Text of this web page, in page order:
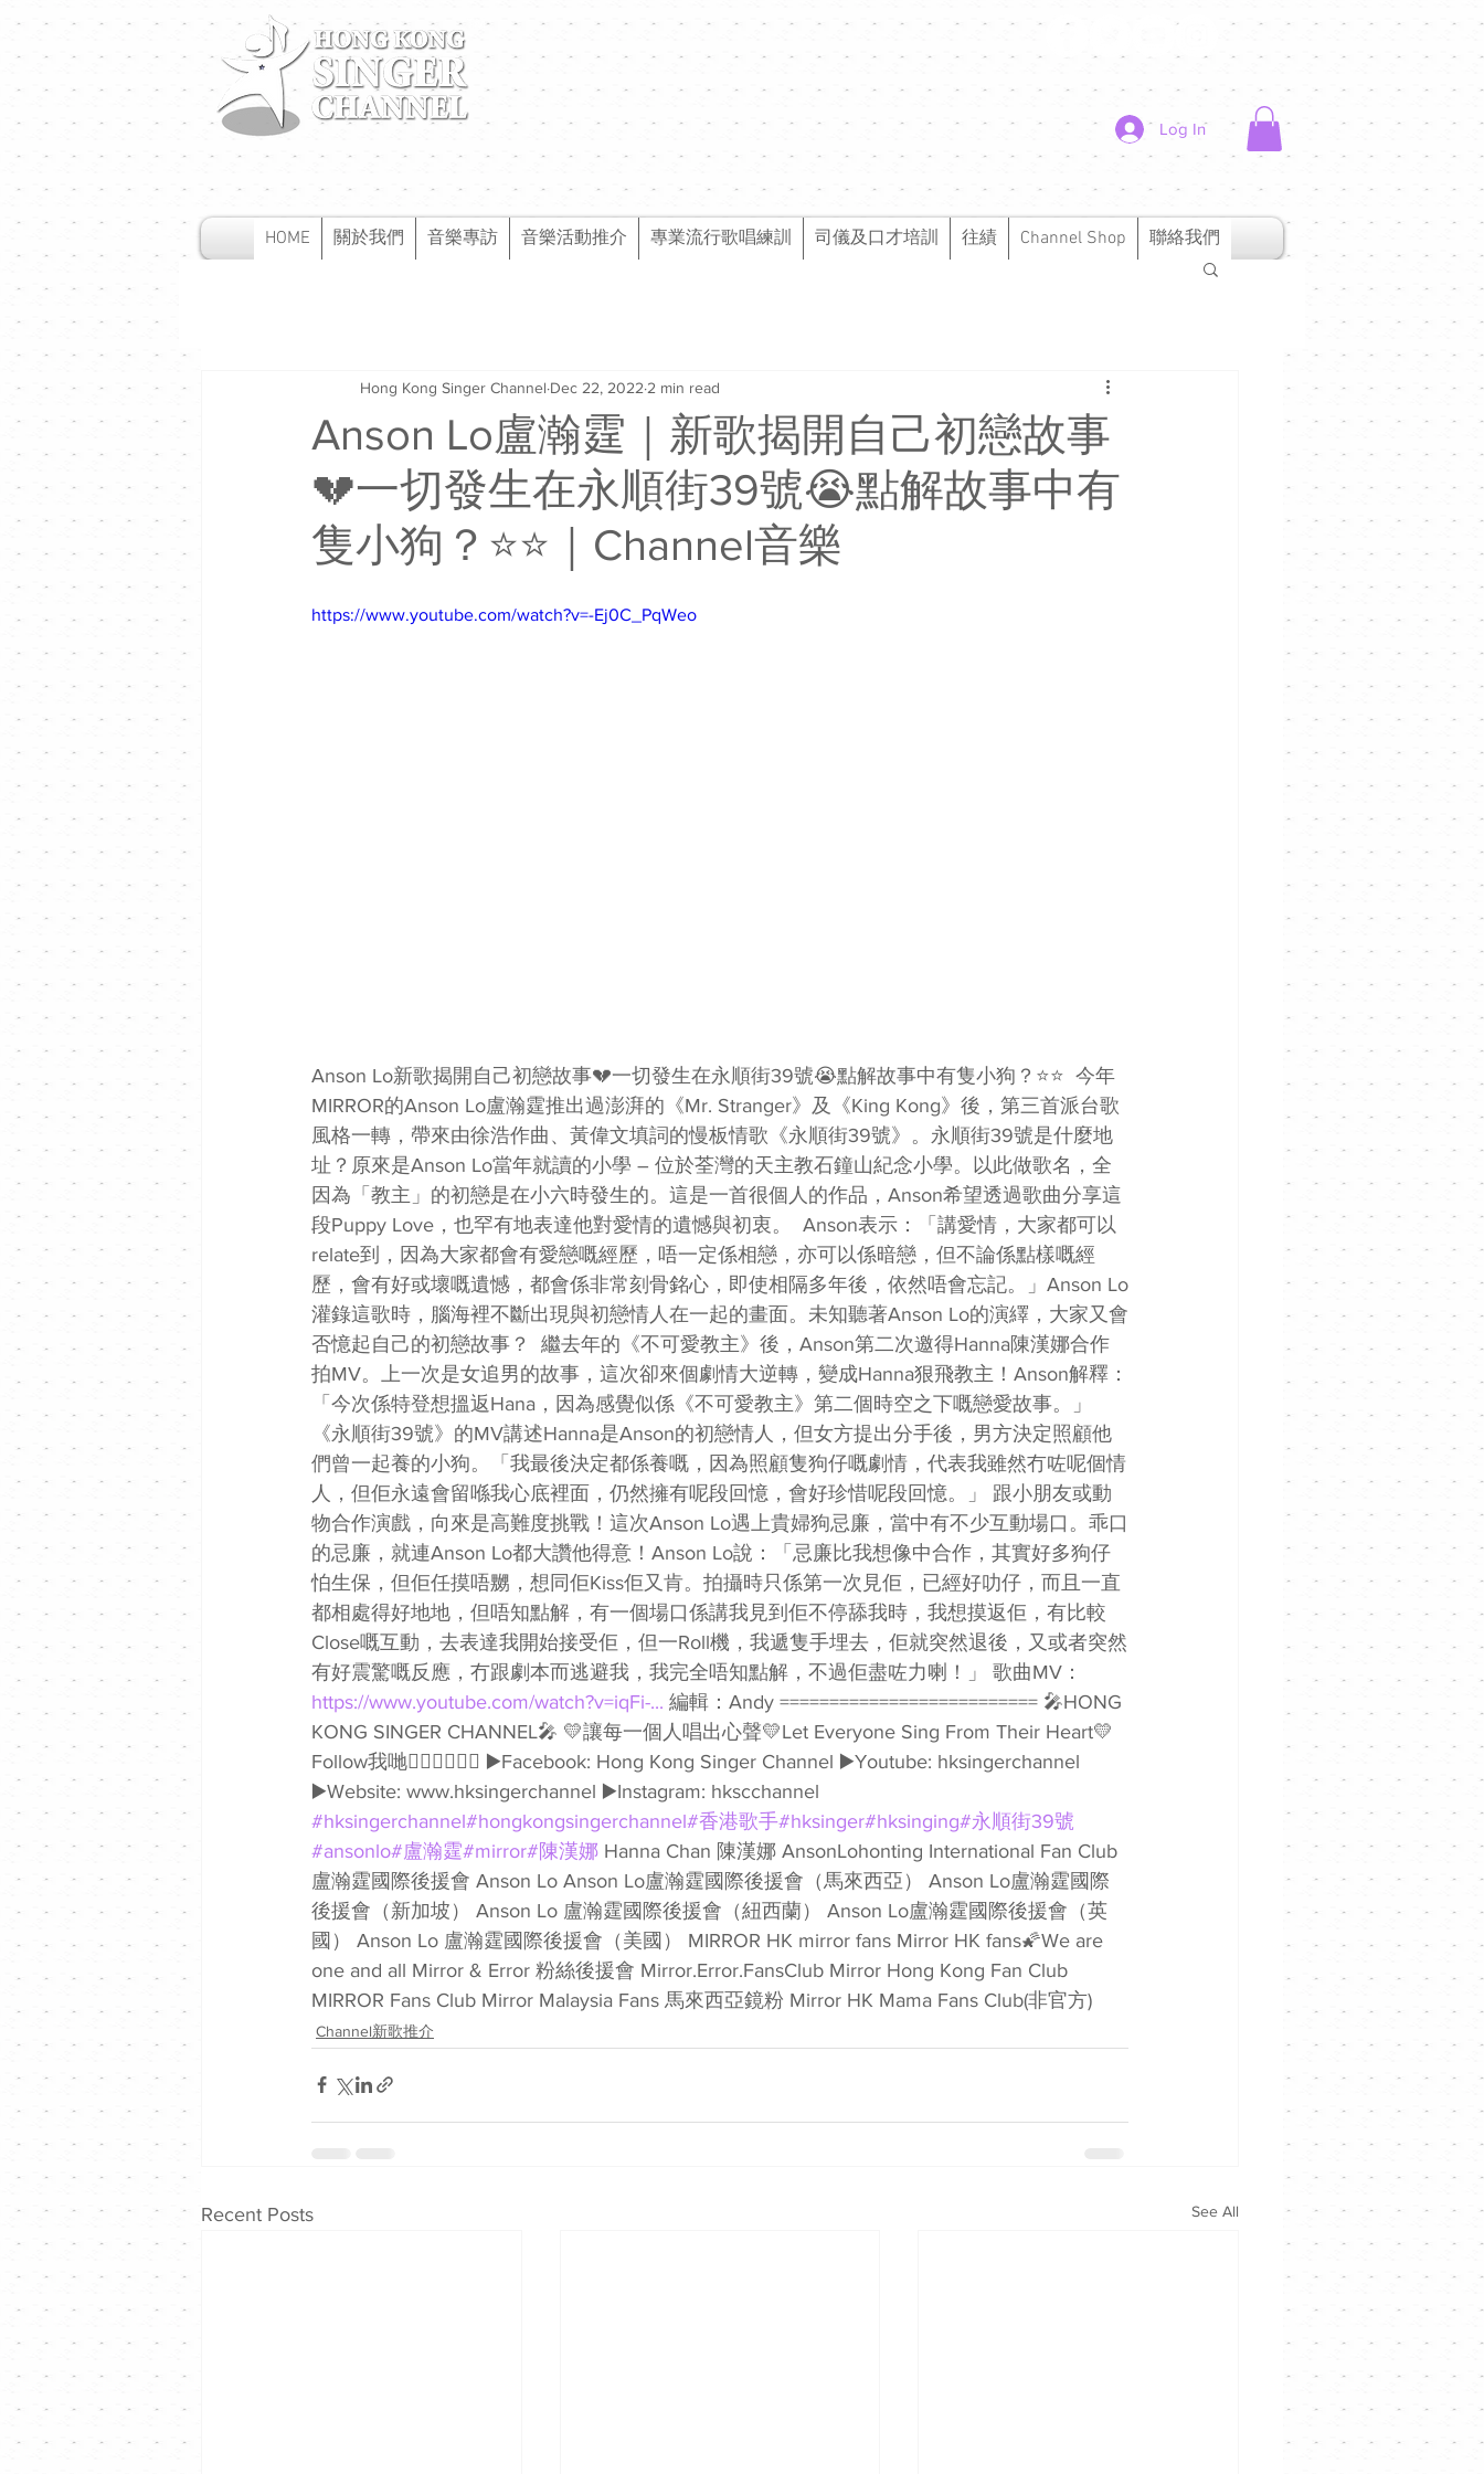
Log In
HOME 關於我們 音樂專訪 音樂活動推介 專業流行歌唱練訓 司儀及口才培訓 往績 Channel Shop 聯絡我們
Anson Lo盧瀚霆｜新歌揭開自己初戀故事
💔一切發生在永順街39號😭點解故事中有
隻小狗？⭐️⭐️｜Channel音樂
Hong Kong Singer Channel Dec 22, 2022 2 min read
https://www.youtube.com/watch?v=-Ej0C_PqWeo
Anson Lo新歌揭開自己初戀故事💔一切發生在永順街39號😭點解故事中有隻小狗？⭐️⭐️  今年
MIRROR的Anson Lo盧瀚霆推出過澎湃的《Mr. Stranger》及《King Kong》後，第三首派台歌
風格一轉，帶來由徐浩作曲、黃偉文填詞的慢板情歌《永順街39號》。永順街39號是什麼地
址？原來是Anson Lo當年就讀的小學 – 位於荃灣的天主教石鐘山紀念小學。以此做歌名，全
因為「教主」的初戀是在小六時發生的。這是一首很個人的作品，Anson希望透過歌曲分享這
段Puppy Love，也罕有地表達他對愛情的遺憾與初衷。  Anson表示：「講愛情，大家都可以
relate到，因為大家都會有愛戀嘅經歷，唔一定係相戀，亦可以係暗戀，但不論係點樣嘅經
歷，會有好或壞嘅遺憾，都會係非常刻骨銘心，即使相隔多年後，依然唔會忘記。」Anson Lo
灌錄這歌時，腦海裡不斷出現與初戀情人在一起的畫面。未知聽著Anson Lo的演繹，大家又會
否憶起自己的初戀故事？  繼去年的《不可愛教主》後，Anson第二次邀得Hanna陳漢娜合作
拍MV。上一次是女追男的故事，這次卻來個劇情大逆轉，變成Hanna狠飛教主！Anson解釋：
「今次係特登想搵返Hana，因為感覺似係《不可愛教主》第二個時空之下嘅戀愛故事。」
《永順街39號》的MV講述Hanna是Anson的初戀情人，但女方提出分手後，男方決定照顧他
們曾一起養的小狗。「我最後決定都係養嘅，因為照顧隻狗仔嘅劇情，代表我雖然冇咗呢個情
人，但佢永遠會留喺我心底裡面，仍然擁有呢段回憶，會好珍惜呢段回憶。」 跟小朋友或動
物合作演戲，向來是高難度挑戰！這次Anson Lo遇上貴婦狗忌廉，當中有不少互動場口。乖口
的忌廉，就連Anson Lo都大讚他得意！Anson Lo說：「忌廉比我想像中合作，其實好多狗仔
怕生保，但佢任摸唔嬲，想同佢Kiss佢又肯。拍攝時只係第一次見佢，已經好叻仔，而且一直
都相處得好地地，但唔知點解，有一個場口係講我見到佢不停舔我時，我想摸返佢，有比較
Close嘅互動，去表達我開始接受佢，但一Roll機，我遞隻手埋去，佢就突然退後，又或者突然
有好震驚嘅反應，冇跟劇本而逃避我，我完全唔知點解，不過佢盡咗力喇！」 歌曲MV：
https://www.youtube.com/watch?v=iqFi-... 編輯：Andy ========================== 🎤HONG
KONG SINGER CHANNEL🎤 💛讓每一個人唱出心聲💛Let Everyone Sing From Their Heart💛
Follow我哋👇🏻👇🏻🥰🥰 ▶️Facebook: Hong Kong Singer Channel ▶️Youtube: hksingerchannel
▶️Website: www.hksingerchannel ▶️Instagram: hkscchannel
#hksingerchannel#hongkongsingerchannel#香港歌手#hksinger#hksinging#永順街39號
#ansonlo#盧瀚霆#mirror#陳漢娜 Hanna Chan 陳漢娜 AnsonLohonting International Fan Club
盧瀚霆國際後援會 Anson Lo Anson Lo盧瀚霆國際後援會（馬來西亞） Anson Lo盧瀚霆國際
後援會（新加坡） Anson Lo 盧瀚霆國際後援會（紐西蘭） Anson Lo盧瀚霆國際後援會（英
國） Anson Lo 盧瀚霆國際後援會（美國） MIRROR HK mirror fans Mirror HK fans🌠We are
one and all Mirror & Error 粉絲後援會 Mirror.Error.FansClub Mirror Hong Kong Fan Club
MIRROR Fans Club Mirror Malaysia Fans 馬來西亞鏡粉 Mirror HK Mama Fans Club(非官方)
Channel新歌推介
Recent Posts See All